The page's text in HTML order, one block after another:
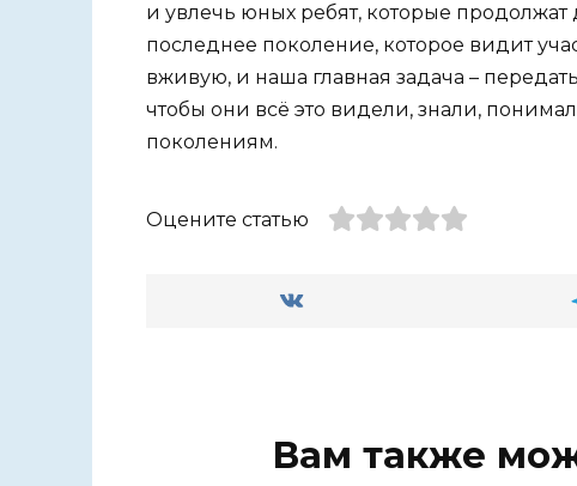
и увлечь юных ребят, которые
последнее поколение, которое видит
вживую, и наша главная задача –
чтобы они всё это видели, знали,
поколениям.
Оцените статью
Вам также